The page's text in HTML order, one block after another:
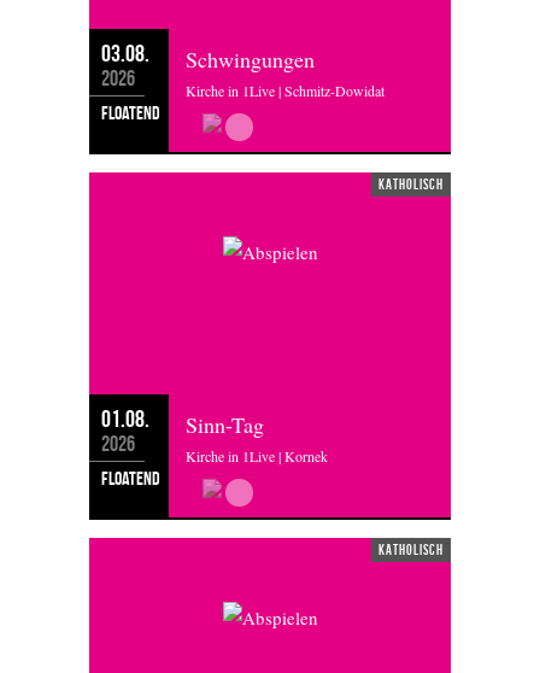
03.08.
2026
floatend
Schwingungen
Kirche in 1Live | Schmitz-Dowidat
katholisch
01.08.
2026
floatend
Sinn-Tag
Kirche in 1Live | Kornek
katholisch